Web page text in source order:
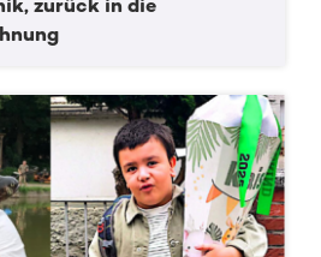
zurück in die